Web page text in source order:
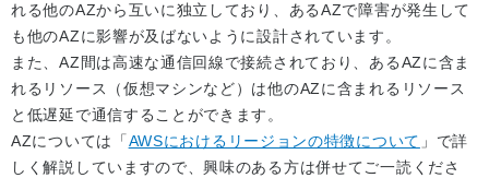
れる他のAZから互いに独立しており、あるAZで障害が発生して
も他のAZに影響が及ばないように設計されています。
また、AZ間は高速な通信回線で接続されており、あるAZに含ま
れるリソース（仮想マシンなど）は他のAZに含まれるリソース
と低遅延で通信することができます。
AZについては「AWSにおけるリージョンの特徴について 」で詳
しく解説していますので、興味のある方は併せてご一読くださ